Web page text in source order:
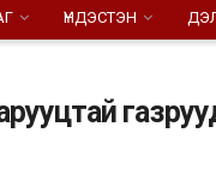
ҮНДЭСТЭН